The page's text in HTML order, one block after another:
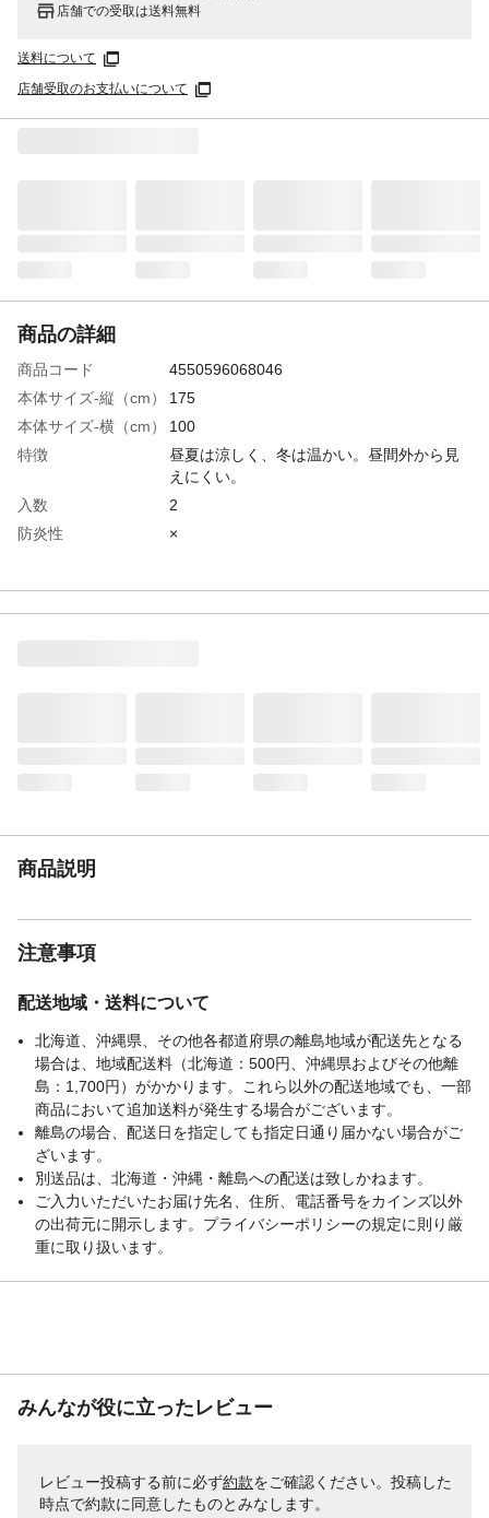
店舗での受取は送料無料
送料について
店舗受取のお支払いについて
商品の詳細
商品コード
4550596068046
本体サイズ-縦（cm）
175
本体サイズ-横（cm）
100
特徴
昼夏は涼しく、冬は温かい。昼間外から見
えにくい。
入数
2
防炎性
×
花粉・ホコリキャッ
チ
×
タンブル乾燥
×
ドライクリーニング
繊維の組成
ポリエステル100%
付属品／セット内容
フックの種類
Aフック
商品説明
注意事項
配送地域・送料について
北海道、沖縄県、その他各都道府県の離島地域が配送先となる
場合は、地域配送料（北海道：500円、沖縄県およびその他離
島：1,700円）がかかります。これら以外の配送地域でも、一部
商品において追加送料が発生する場合がございます。
離島の場合、配送日を指定しても指定日通り届かない場合がご
ざいます。
別送品は、北海道・沖縄・離島への配送は致しかねます。
ご入力いただいたお届け先名、住所、電話番号をカインズ以外
の出荷元に開示します。プライバシーポリシーの規定に則り厳
重に取り扱います。
みんなが役に立ったレビュー
レビュー投稿する前に必ず約款をご確認ください。投稿した
時点で約款に同意したものとみなします。